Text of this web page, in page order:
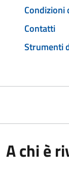
Condizioni
Contatti
Strumenti
A chi è